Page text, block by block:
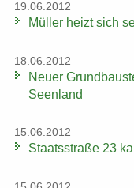
19.06.2012
Mül­ler heizt sich
18.06.2012
Neuer
Se­en­land
15.06.2012
Staats­stra­ße 23